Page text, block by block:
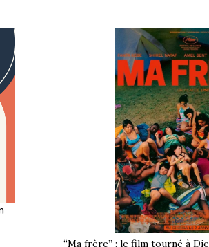
“Ma frère” : le film tourné à